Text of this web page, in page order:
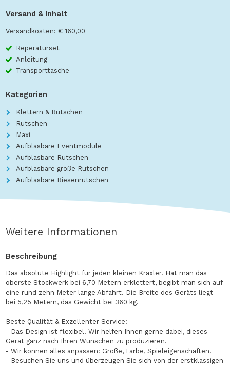
Versand & Inhalt
Versandkosten: € 160,00
Reperaturset
Anleitung
Transporttasche
Kategorien
Klettern & Rutschen
Rutschen
Maxi
Aufblasbare Eventmodule
Aufblasbare Rutschen
Aufblasbare große Rutschen
Aufblasbare Riesenrutschen
Weitere Informationen
Beschreibung
Das absolute Highlight für jeden kleinen Kraxler. Hat man das
oberste Stockwerk bei 6,70 Metern erklettert, begibt man sich auf
eine rund zehn Meter lange Abfahrt. Die Breite des Geräts liegt
bei 5,25 Metern, das Gewicht bei 360 kg.
Beste Qualität & Exzellenter Service:
- Das Design ist flexibel. Wir helfen Ihnen gerne dabei, dieses
Gerät ganz nach Ihren Wünschen zu produzieren.
- Wir können alles anpassen: Größe, Farbe, Spieleigenschaften.
- Besuchen Sie uns und überzeugen Sie sich von der erstklassigen